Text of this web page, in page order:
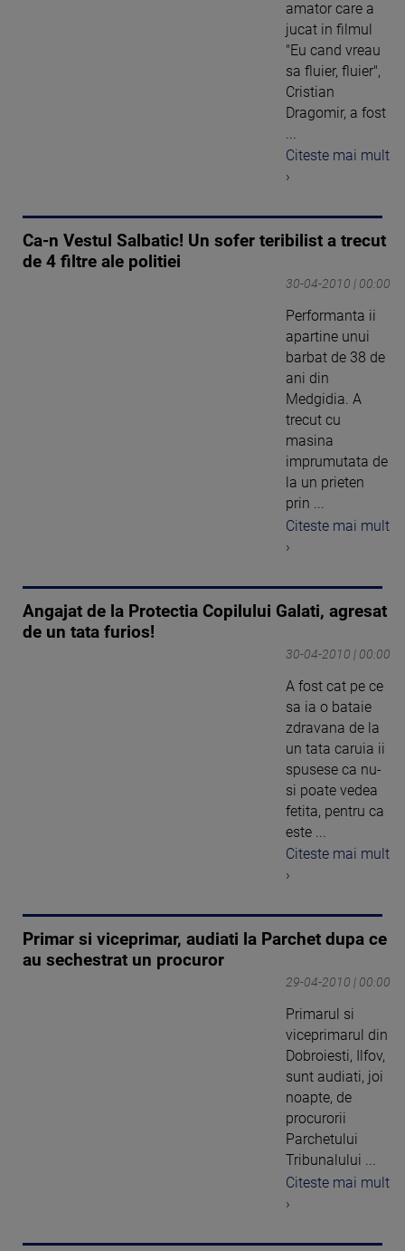
amator care a
jucat in filmul
"Eu cand vreau
sa fluier, fluier",
Cristian
Dragomir, a fost
Citeste mai mult
›
Ca-n Vestul Salbatic! Un sofer teribilist a trecut
de 4 filtre ale politiei
30-04-2010 | 00:00
Performanta ii
apartine unui
barbat de 38 de
ani din
Medgidia. A
trecut cu
masina
imprumutata de
la un prieten
prin ...
Citeste mai mult
›
Angajat de la Protectia Copilului Galati, agresat
de un tata furios!
30-04-2010 | 00:00
A fost cat pe ce
sa ia o bataie
zdravana de la
un tata caruia ii
spusese ca nu-
si poate vedea
fetita, pentru ca
este ...
Citeste mai mult
›
Primar si viceprimar, audiati la Parchet dupa ce
au sechestrat un procuror
29-04-2010 | 00:00
Primarul si
viceprimarul din
Dobroiesti, Ilfov,
sunt audiati, joi
noapte, de
procurorii
Parchetului
Tribunalului ...
Citeste mai mult
›